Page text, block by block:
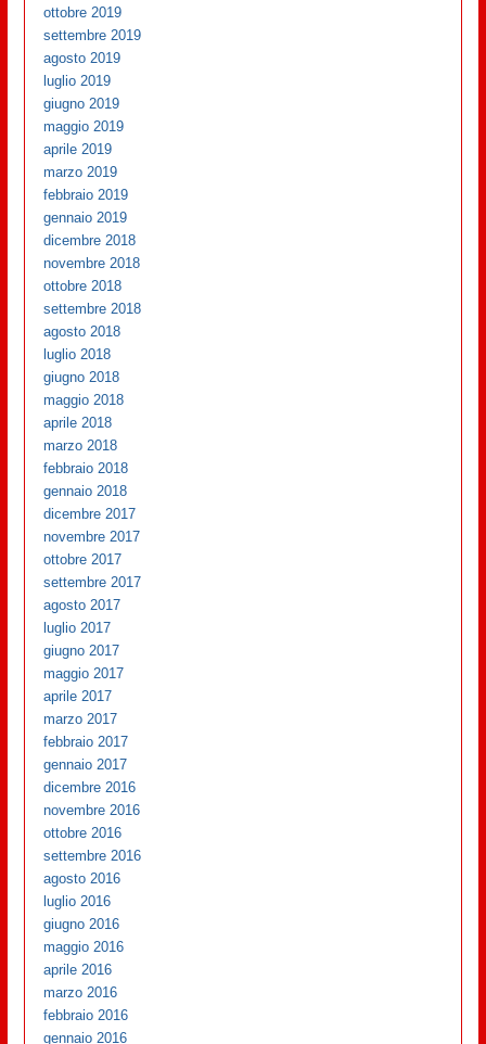
ottobre 2019
settembre 2019
agosto 2019
luglio 2019
giugno 2019
maggio 2019
aprile 2019
marzo 2019
febbraio 2019
gennaio 2019
dicembre 2018
novembre 2018
ottobre 2018
settembre 2018
agosto 2018
luglio 2018
giugno 2018
maggio 2018
aprile 2018
marzo 2018
febbraio 2018
gennaio 2018
dicembre 2017
novembre 2017
ottobre 2017
settembre 2017
agosto 2017
luglio 2017
giugno 2017
maggio 2017
aprile 2017
marzo 2017
febbraio 2017
gennaio 2017
dicembre 2016
novembre 2016
ottobre 2016
settembre 2016
agosto 2016
luglio 2016
giugno 2016
maggio 2016
aprile 2016
marzo 2016
febbraio 2016
gennaio 2016